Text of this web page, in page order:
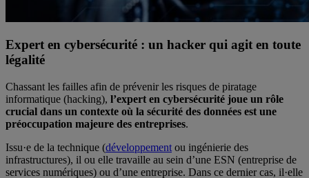
Expert en cybersécurité : un hacker qui agit en toute
légalité
Chassant les failles afin de prévenir les risques de piratage
informatique (hacking), l’expert en cybersécurité joue un rôle
crucial dans un contexte où la sécurité des données est une
préoccupation majeure des entreprises.
Issu·e de la technique (développement ou ingénierie des
infrastructures), il ou elle travaille au sein d’une ESN (entreprise de
services numériques) ou d’une entreprise. Dans ce dernier cas, il·elle